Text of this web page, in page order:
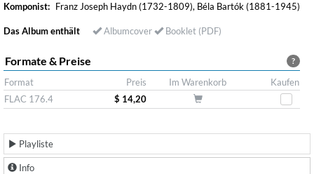
Komponist: Franz Joseph Haydn (1732-1809), Béla Bartók (1881-1945)
Das Album enthält Albumcover Booklet (PDF)
?
Formate & Preise
Format Preis Im Warenkorb
Kaufen
FLAC 176.4
$ 14,20
Playliste
Info